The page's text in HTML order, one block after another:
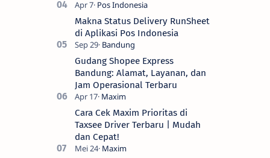
Makna Status Delivery RunSheet
di Aplikasi Pos Indonesia
Gudang Shopee Express
Bandung: Alamat, Layanan, dan
Jam Operasional Terbaru
Cara Cek Maxim Prioritas di
Taxsee Driver Terbaru | Mudah
dan Cepat!